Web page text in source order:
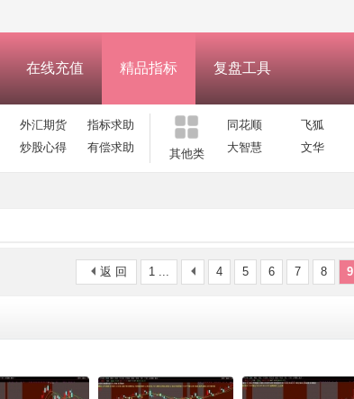
在线充值 精品指标 复盘工具
外汇期货
指标求助
炒股心得 有偿求助 其他类
同花顺 飞狐
大智慧
文华
1 ... 4 5 6 7 8 9
返 回